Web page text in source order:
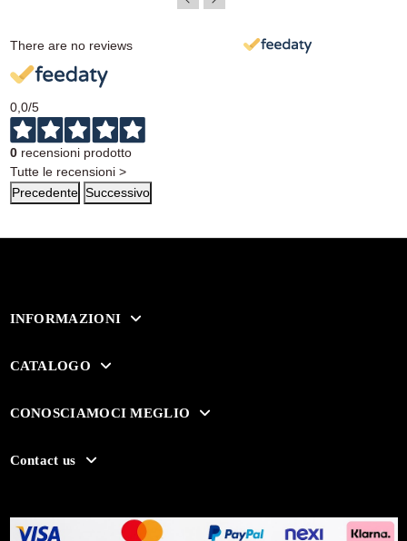
There are no reviews
0,0/5
0recensioni prodotto
Tutte le recensioni >
Precedente Successivo
INFORMAZIONI
CATALOGO
CONOSCIAMOCI MEGLIO
Contact us